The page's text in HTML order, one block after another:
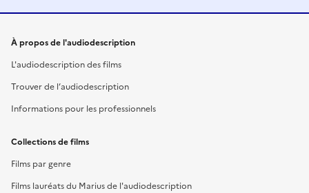
Liens utiles
À propos de l'audiodescription
L'audiodescription des films
Trouver de l’audiodescription
Informations pour les professionnels
Collections de films
Films par genre
Films lauréats du Marius de l'audiodescription